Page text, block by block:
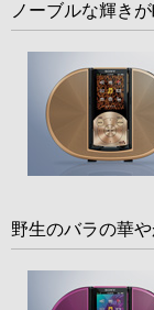
ノーブルな輝き
野生のバラの華